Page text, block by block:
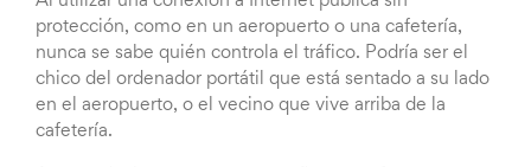
protección, como en un aeropuerto o una cafetería,
nunca se sabe quién controla el tráfico. Podría ser el
chico del ordenador portátil que está sentado a su lado
en el aeropuerto, o el vecino que vive arriba de la
cafetería.